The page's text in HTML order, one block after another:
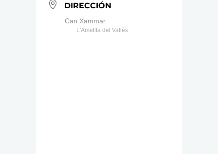
DIRECCIÓN
Can Xammar
L'Ametlla del Vallès